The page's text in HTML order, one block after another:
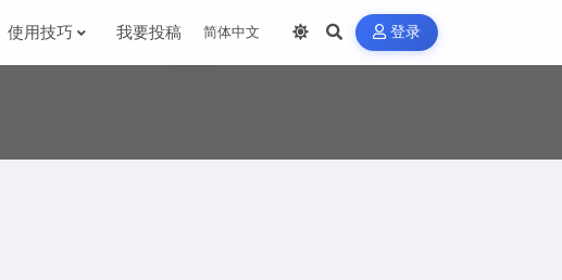
使用技巧 我要投稿 登录